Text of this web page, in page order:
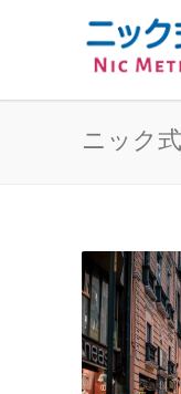
ニック